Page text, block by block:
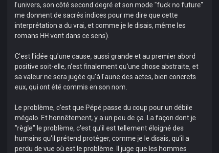
l'univers, son côté second degré et son mode "fuck no future"
me donnent de sacrés indices pour me dire que cette
interprétation a du vrai, et comme je le disais, même les
romans HH vont dans ce sens).
C'est l'idée qu'une cause, aussi grande et au premier abord
positive soit-elle, n'est finalement qu'une chose abstraite, et
sa valeur ne sera jugée qu'à l'aune des actes, bien concrets
eux, qui ont été commis en son nom.
Le problème, c'est que Pépé passe du coup pour un débile
mégalo. Et honnêtement, y a un peu de ça. La façon dont je
"règle" le problème, c'est qu'il est tellement éloigné des
humains qu'il prétend protéger, comme je le disais, qu'il a
perdu de vue où est le problème. Il juge que les hommes